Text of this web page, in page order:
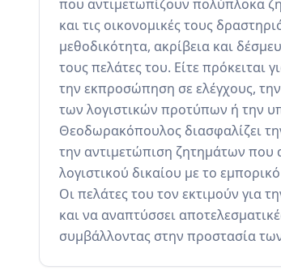
που αντιμετωπίζουν πολύπλοκα
και τις οικονομικές τους
μεθοδικότητα, ακρίβεια και
τους πελάτες του. Είτε
την εκπροσώπηση σε ελέγχους,
των λογιστικών προτύπων ή την
Θεοδωρακόπουλος διασφαλίζει
την αντιμετώπιση ζητημάτων
λογιστικού δικαίου με το
Οι πελάτες του τον εκτιμούν για
και να αναπτύσσει
συμβάλλοντας στην προστασία